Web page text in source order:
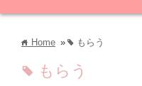
home Home » tag もらう
tag もらう